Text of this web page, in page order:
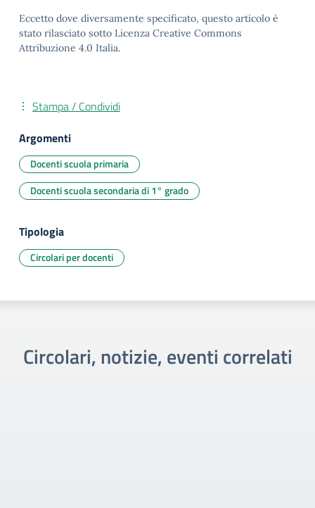
Eccetto dove diversamente specificato, questo articolo è
stato rilasciato sotto Licenza Creative Commons
Attribuzione 4.0 Italia.
Stampa / Condividi
Argomenti
Docenti scuola primaria
Docenti scuola secondaria di 1° grado
Tipologia
Circolari per docenti
Circolari, notizie, eventi correlati